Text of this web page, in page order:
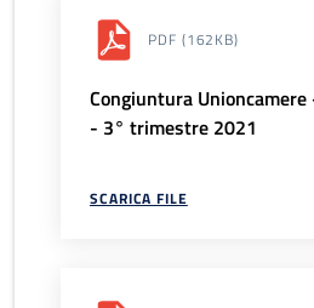
PDF (162KB)
Congiuntura
- 3° trimestre 2021
SCARICA FILE